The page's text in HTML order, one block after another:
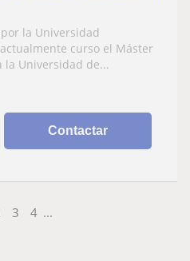
la Universidad
curso el Máster
la Universidad de...
Contactar
3 4 ...